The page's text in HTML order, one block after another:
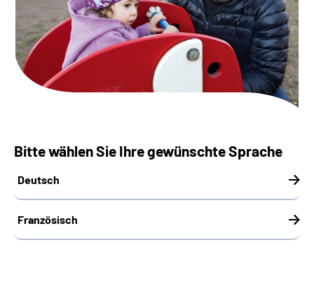
Online-Services
Suche
Language
Leichte Sprache
Bitte wählen Sie Ihre gewünschte Sprache
Deutsch
Französisch